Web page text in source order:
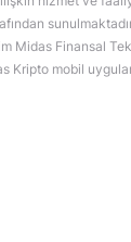
Midas Finansal
Kripto mobil